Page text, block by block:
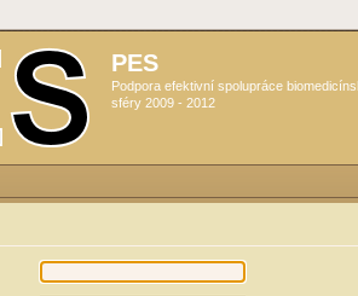
PES
Podpora efektivní spolupráce
sféry 2009 - 2012